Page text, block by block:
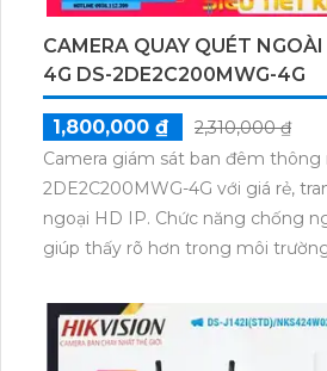
CAMERA QUAY QUÉT
4G DS-2DE2C200MWG-4G
1,800,000 ₫
2,310,000 ₫
Camera giám sát ban đêm thông
2DE2C200MWG-4G với giá rẻ,
ngoại HD IP. Chức năng chống
giúp thấy rõ hơn trong môi
cách 30m, hiệu quả cao. Camera
với khe cắm thẻ nhớ Micro SD,